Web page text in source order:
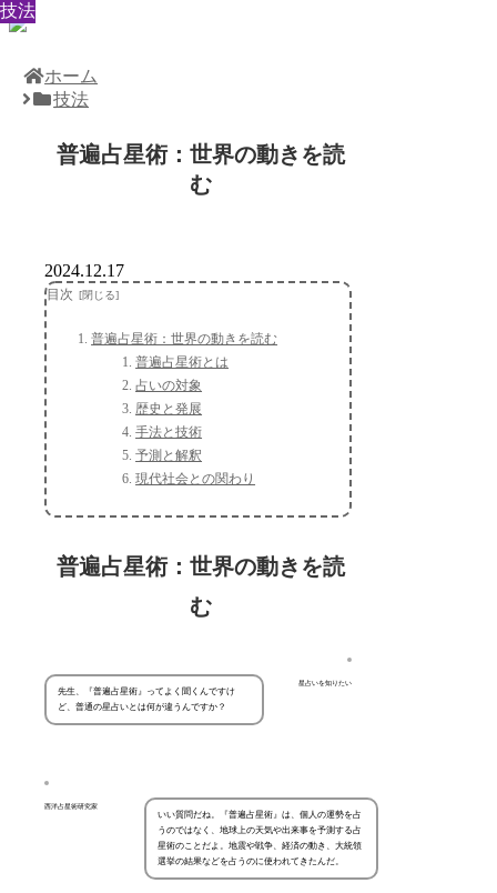
ホーム
技法
普遍占星術：世界の動きを読
む
技法
2024.12.17
目次
普遍占星術：世界の動きを読む
普遍占星術とは
占いの対象
歴史と発展
手法と技術
予測と解釈
現代社会との関わり
普遍占星術：世界の動きを読
む
星占いを知りたい
先生、『普遍占星術』ってよく聞くんですけ
ど、普通の星占いとは何が違うんですか？
西洋占星術研究家
いい質問だね。『普遍占星術』は、個人の運勢を占
うのではなく、地球上の天気や出来事を予測する占
星術のことだよ。地震や戦争、経済の動き、大統領
選挙の結果などを占うのに使われてきたんだ。
技法
技法
技法
技法
技法
技法
技法
技法